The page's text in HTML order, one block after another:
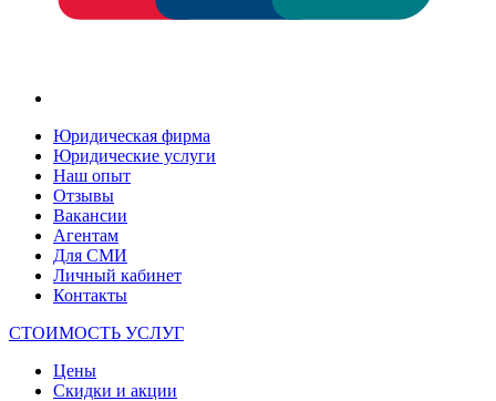
Юридическая фирма
Юридические услуги
Наш опыт
Отзывы
Вакансии
Агентам
Для СМИ
Личный кабинет
Контакты
СТОИМОСТЬ УСЛУГ
Цены
Скидки и акции